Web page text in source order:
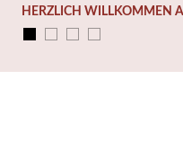
HERZLICH WILLKOMMEN